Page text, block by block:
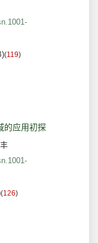
(119)
的应用初探
(126)